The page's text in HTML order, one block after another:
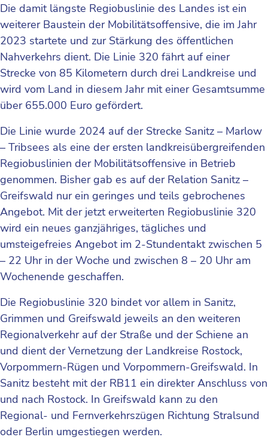
Die damit längste Regiobuslinie des Landes ist ein
weiterer Baustein der Mobilitätsoffensive, die im Jahr
2023 startete und zur Stärkung des öffentlichen
Nahverkehrs dient. Die Linie 320 fährt auf einer
Strecke von 85 Kilometern durch drei Landkreise und
wird vom Land in diesem Jahr mit einer Gesamtsumme
über 655.000 Euro gefördert.
Die Linie wurde 2024 auf der Strecke Sanitz – Marlow
– Tribsees als eine der ersten landkreisübergreifenden
Regiobuslinien der Mobilitätsoffensive in Betrieb
genommen. Bisher gab es auf der Relation Sanitz –
Greifswald nur ein geringes und teils gebrochenes
Angebot. Mit der jetzt erweiterten Regiobuslinie 320
wird ein neues ganzjähriges, tägliches und
umsteigefreies Angebot im 2-Stundentakt zwischen 5
– 22 Uhr in der Woche und zwischen 8 – 20 Uhr am
Wochenende geschaffen.
Die Regiobuslinie 320 bindet vor allem in Sanitz,
Grimmen und Greifswald jeweils an den weiteren
Regionalverkehr auf der Straße und der Schiene an
und dient der Vernetzung der Landkreise Rostock,
Vorpommern-Rügen und Vorpommern-Greifswald. In
Sanitz besteht mit der RB11 ein direkter Anschluss von
und nach Rostock. In Greifswald kann zu den
Regional- und Fernverkehrszügen Richtung Stralsund
oder Berlin umgestiegen werden.